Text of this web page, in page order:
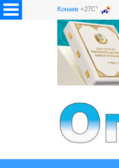
Конаев +27C°